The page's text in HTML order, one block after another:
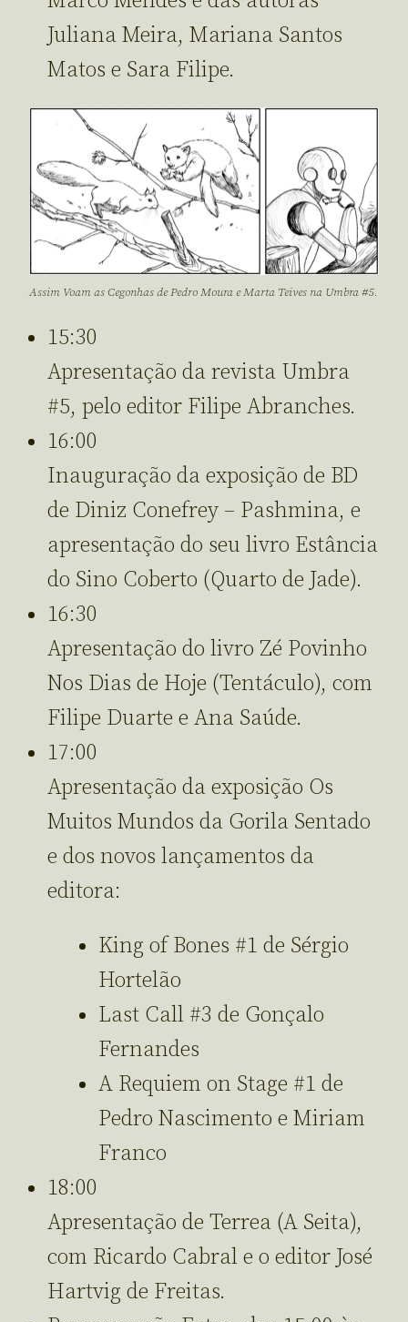
Juliana Meira, Mariana Santos
Matos e Sara Filipe.
Assim Voam as Cegonhas de Pedro Moura e Marta Teives na Umbra #5.
15:30
Apresentação da revista Umbra
#5, pelo editor Filipe Abranches.
16:00
Inauguração da exposição de BD
de Diniz Conefrey – Pashmina, e
apresentação do seu livro Estância
do Sino Coberto (Quarto de Jade).
16:30
Apresentação do livro Zé Povinho
Nos Dias de Hoje (Tentáculo), com
Filipe Duarte e Ana Saúde.
17:00
Apresentação da exposição Os
Muitos Mundos da Gorila Sentado
e dos novos lançamentos da
editora:
King of Bones #1 de Sérgio
Hortelão
Last Call #3 de Gonçalo
Fernandes
A Requiem on Stage #1 de
Pedro Nascimento e Miriam
Franco
18:00
Apresentação de Terrea (A Seita),
com Ricardo Cabral e o editor José
Hartvig de Freitas.